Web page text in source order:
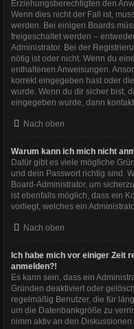
Erziehungsberechtigten den
Wenn dies nicht der Fall ist,
werden. Bei einigen Boards
freigeschaltet werden –
Administrator. Bei der
nötig ist oder nicht. Wenn du
enthaltenen Anweisungen.
korrekt eingegeben hast oder
wurde. Wenn du dir sicher bist,
eingegeben wurde, dann
Nach oben
Warum kann ich mich nicht
Dafür gibt es viele mögliche
und dein Passwort richtig sind.
Board-Administrator, um
ist ebenfalls möglich, dass ein
vorliegt, welches ein
Nach oben
Ich habe mich vor einiger Zeit
anmelden?!
Es kann sein, dass ein
Gründen deaktiviert oder
regelmäßig Benutzer, die für
um die Datenbankgröße zu
nimm aktiv an den Diskussionen